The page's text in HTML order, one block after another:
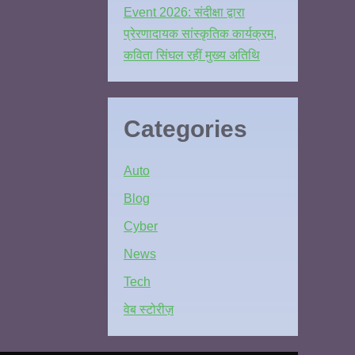
Event 2026: संदीक्षा द्वारा
प्रेरणादायक सांस्कृतिक कार्यक्रम,
कविता सिंघल रहीं मुख्य अतिथि
Categories
Auto
Blog
Cyber
News
Tech
वेब स्टोरीज़